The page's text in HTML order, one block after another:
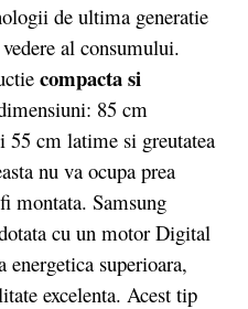
de ultima generatie
al consumului.
compacta si
85 cm
cm latime si greutatea
nu va ocupa prea
montata. Samsung
cu un motor Digital
superioara,
excelenta. Acest tip